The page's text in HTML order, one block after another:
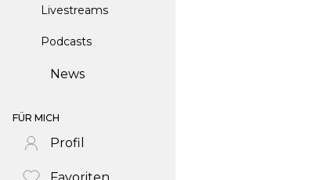
Livestreams
Podcasts
News
FÜR MICH
Profil